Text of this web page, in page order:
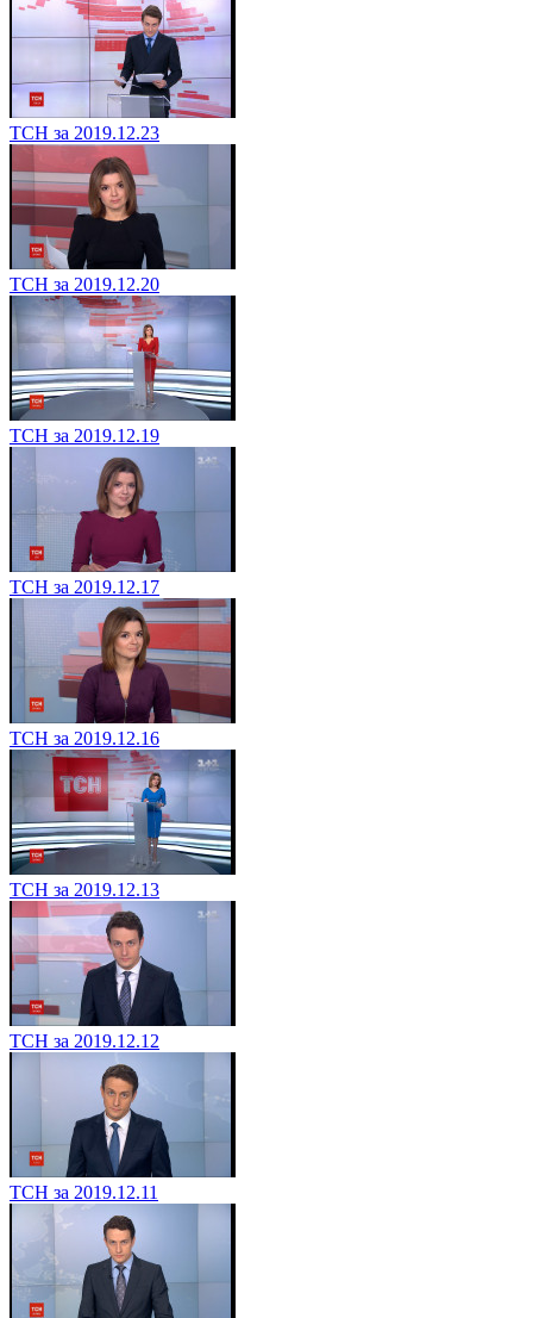
ТСН за 2019.12.23
ТСН за 2019.12.20
ТСН за 2019.12.19
ТСН за 2019.12.17
ТСН за 2019.12.16
ТСН за 2019.12.13
ТСН за 2019.12.12
ТСН за 2019.12.11